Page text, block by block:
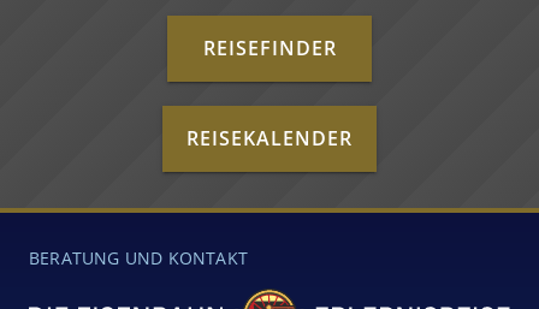
REISEFINDER
REISEKALENDER
BERATUNG UND KONTAKT